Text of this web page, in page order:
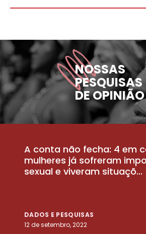
NOSSAS
PESQUISAS
DE OPINIÃO
A conta não fecha: 4 em
mulheres já sofreram
sexual e viveram situaçõ...
DADOS E PESQUISAS
12 de setembro, 2022